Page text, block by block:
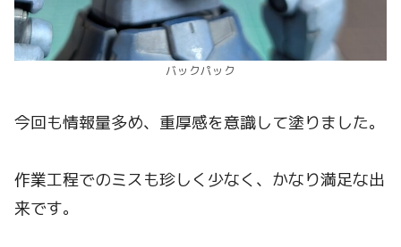
バックパック
今回も情報量多め、重厚感を意識して塗りました。
作業工程でのミスも珍しく少なく、かなり満足な出
来です。